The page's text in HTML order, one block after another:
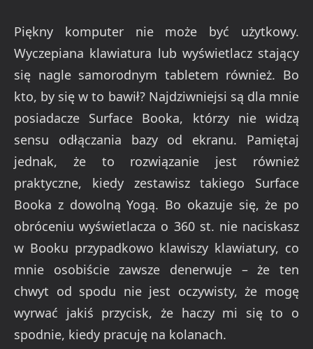
Piękny komputer nie może być użytkowy.
Wyczepiana klawiatura lub wyświetlacz stający
się nagle samorodnym tabletem również. Bo
kto, by się w to bawił? Najdziwniejsi są dla mnie
posiadacze Surface Booka, którzy nie widzą
sensu odłączania bazy od ekranu. Pamiętaj
jednak, że to rozwiązanie jest również
praktyczne, kiedy zestawisz takiego Surface
Booka z dowolną Yogą. Bo okazuje się, że po
obróceniu wyświetlacza o 360 st. nie naciskasz
w Booku przypadkowo klawiszy klawiatury, co
mnie osobiście zawsze denerwuje – że ten
chwyt od spodu nie jest oczywisty, że mogę
wyrwać jakiś przycisk, że haczy mi się to o
spodnie, kiedy pracuję na kolanach.